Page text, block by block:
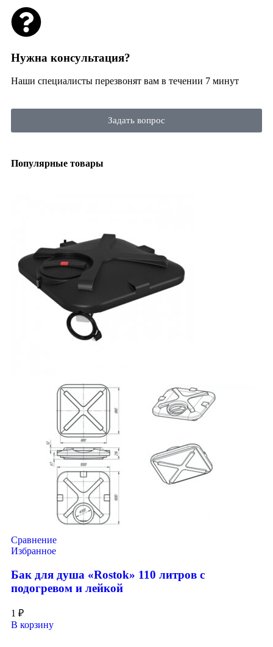
Нужна консультация?
Наши специалисты перезвонят вам в течении 7 минут
Задать вопрос
Популярные товары
Сравнение
Избранное
Бак для душа «Rostok» 110 литров с
подогревом и лейкой
1 ₽
В корзину